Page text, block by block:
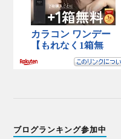
ブログランキング参加中